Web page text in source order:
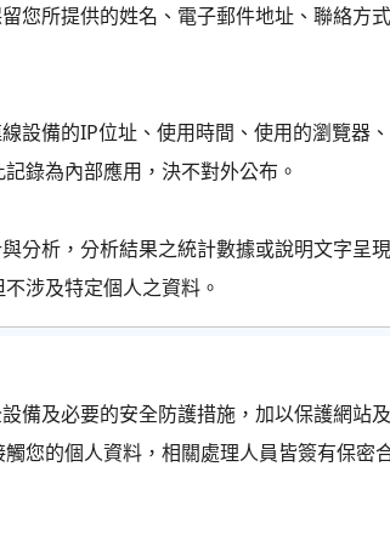
您所提供的姓名、電子郵件地址、聯絡方
設備的IP位址、使用時間、使用的瀏覽器
錄為內部應用，決不對外公布。
分析，分析結果之統計數據或說明文字呈現
涉及特定個人之資料。
備及必要的安全防護措施，加以保護網站
您的個人資料，相關處理人員皆簽有保密